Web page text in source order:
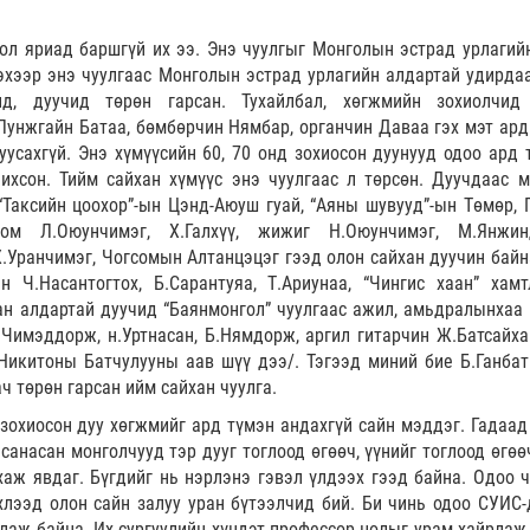
яриад баршгүй их ээ. Энэ чуулгыг Монголын эстрад
энэ чуулгаас Монголын эстрад урлагийн алдартай
дуучид төрөн гарсан. Тухайлбал, хөгжмийн зохиолчид
Батаа, бөмбөрчин Нямбар, органчин Даваа гэх мэт
Энэ хүмүүсийн 60, 70 онд зохиосон дуунууд одоо ард
Тийм сайхан хүмүүс энэ чуулгаас л төрсөн. Дуучдаас
цоохор”-ын Цэнд-Аюуш гуай, “Аяны шувууд”-ын Төмөр,
Л.Оюунчимэг, Х.Галхүү, жижиг Н.Оюунчимэг,
Чогсомын Алтанцэцэг гээд олон сайхан дуучин
Б.Сарантуяа, Т.Ариунаа, “Чингис хаан”
алдартай дуучид “Баянмонгол” чуулгаас ажил, амьдралынхаа
н.Уртнасан, Б.Нямдорж, аргил гитарчин
Батчулууны аав шүү дээ/. Тэгээд миний бие
төрөн гарсан ийм сайхан чуулга.
дуу хөгжмийг ард түмэн андахгүй сайн мэддэг.
монголчууд тэр дууг тоглоод өгөөч, үүнийг тоглоод
явдаг. Бүгдийг нь нэрлэнэ гэвэл үлдээх гээд байна. Одоо
олон сайн залуу уран бүтээлчид бий. Би чинь одоо